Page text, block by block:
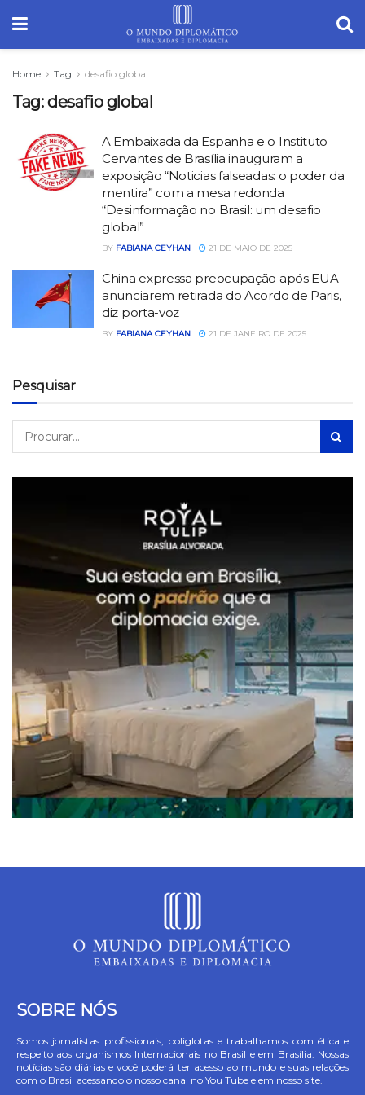
Home Tag desafio global
Tag:desafio global
A Embaixada da Espanha e o Instituto
Cervantes de Brasília inauguram a
exposição “Noticias falseadas: o poder da
mentira” com a mesa redonda
“Desinformação no Brasil: um desafio
global”
BY FABIANA CEYHAN 21 DE MAIO DE 2025
China expressa preocupação após EUA
anunciarem retirada do Acordo de Paris,
diz porta-voz
BY FABIANA CEYHAN 21 DE JANEIRO DE 2025
Pesquisar
SOBRE NÓS
Somos jornalistas profissionais, poliglotas e trabalhamos com ética e
respeito aos organismos Internacionais no Brasil e em Brasília. Nossas
notícias são diárias e você poderá ter acesso ao mundo e suas relações
com o Brasil acessando o nosso canal no You Tube e em nosso site.